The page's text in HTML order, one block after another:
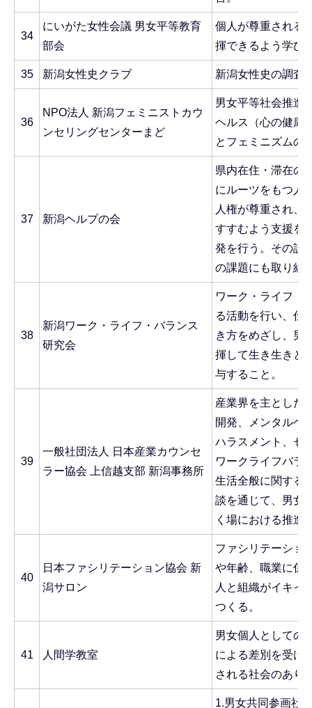
34
にいがた女性会議 男女平等教育
部会
個人が尊重される
揮できるよう学び
35 新潟女性史クラブ 新潟女性史の調査
36
NPO法人 新潟フェミニストカウ
ンセリングセンターまど
男女平等社会推進
ヘルス（心の健康
とフェミニズムの
37 新潟ヘルプの会
県内在住・滞在の
にルーツをもつ人
人権が尊重され、
すすむよう支援を
発を行う。その設
の課題にも取り組
38
新潟ワーク・ライフ・バランス
研究会
ワーク・ライフ・
る活動を行い、仕
き方をめざし、男
揮して生き生きと
与すること。
39
一般社団法人 日本産業カウンセ
ラー協会 上信越支部 新潟事務所
産業界を主とした
開発、メンタルヘ
ハラスメント、セ
ワークライフバラ
生活全般に関する
談を通じて、男女
く場における推進
40
日本ファシリテーション協会 新
潟サロン
ファシリテーショ
や年齢、職業に係
人と組織がイキイ
つくる。
41 人間学教室
男女個人としての
による差別を受け
される社会のあり
1.男女共同参画社